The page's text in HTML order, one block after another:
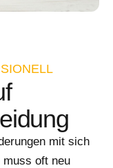
mit sich
muss oft neu